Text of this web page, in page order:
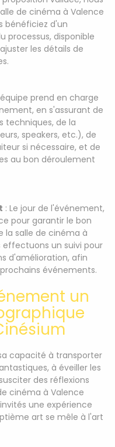
de cinéma à Valence
bénéficiez d'un
processus, disponible
les détails de
prend en charge
en s'assurant de
techniques, de la
speakers, etc.), de
si nécessaire, et de
au bon déroulement
: Le jour de l'événement,
pour garantir le bon
la salle de cinéma à
effectuons un suivi pour
d'amélioration, afin
événements.
un
capacité à transporter
à éveiller les
des réflexions
cinéma à Valence
une expérience
art se mêle à l'art